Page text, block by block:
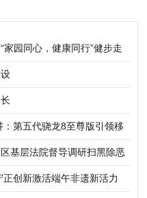
园同心，健康同行”健步走
第五代骁龙8至尊版引领移
基层法院督导调研扫黑除恶
创新激活端午非遗新活力